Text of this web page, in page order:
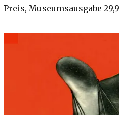
Preis, Museumsausgabe